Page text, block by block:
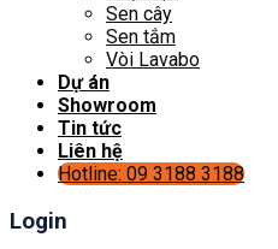
Sen cây
Sen tắm
Vòi Lavabo
Dự án
Showroom
Tin tức
Liên hệ
Hotline: 09 3188 3188
Login